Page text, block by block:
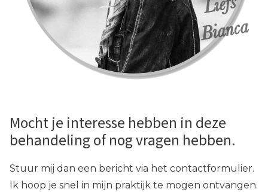
Mocht je interesse hebben in deze
behandeling of nog vragen hebben.
Stuur mij dan een bericht via het contactformulier.
Ik hoop je snel in mijn praktijk te mogen ontvangen.